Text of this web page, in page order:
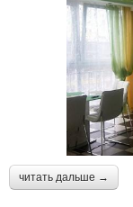
читать дальше →